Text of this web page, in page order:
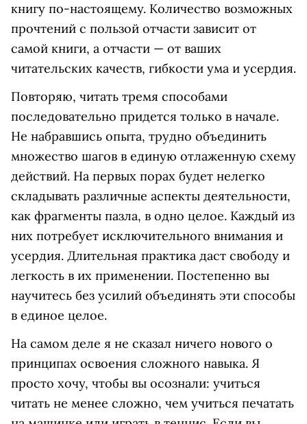
книгу по-настоящему. Количество возможных
прочтений с пользой отчасти зависит от
самой книги, а отчасти — от ваших
читательских качеств, гибкости ума и усердия.
Повторяю, читать тремя способами
последовательно придется только в начале.
Не набравшись опыта, трудно объединить
множество шагов в единую отлаженную схему
действий. На первых порах будет нелегко
складывать различные аспекты деятельности,
как фрагменты пазла, в одно целое. Каждый из
них потребует исключительного внимания и
усердия. Длительная практика даст свободу и
легкость в их применении. Постепенно вы
научитесь без усилий объединять эти способы
в единое целое.
На самом деле я не сказал ничего нового о
принципах освоения сложного навыка. Я
просто хочу, чтобы вы осознали: учиться
читать не менее сложно, чем учиться печатать